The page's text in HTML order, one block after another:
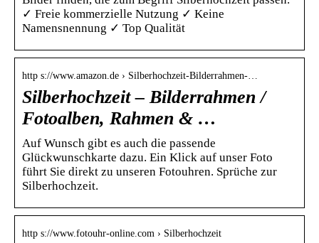
✓ Freie kommerzielle Nutzung ✓ Keine
Namensnennung ✓ Top Qualität
http s://www.amazon.de › Silberhochzeit-Bilderrahmen-…
Silberhochzeit – Bilderrahmen /
Fotoalben, Rahmen & …
Auf Wunsch gibt es auch die passende
Glückwunschkarte dazu. Ein Klick auf unser Foto
führt Sie direkt zu unseren Fotouhren. Sprüche zur
Silberhochzeit.
http s://www.fotouhr-online.com › Silberhochzeit